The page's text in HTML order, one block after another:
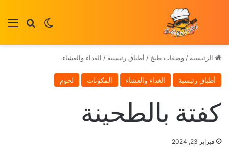
بحثالوضع
الرئيسية / وصفات طبخ / أطباق رئيسية / الغداء والعشاء
أطباق رئيسية الغداء والعشاء المكونات لحوم
كفتة بالطحينة
فبراير 23, 2024